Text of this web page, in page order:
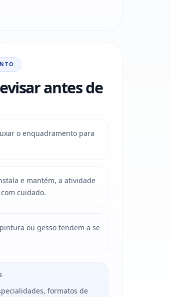
antes de
o enquadramento para
e mantém, a atividade
cuidado.
ou gesso tendem a se
formatos de